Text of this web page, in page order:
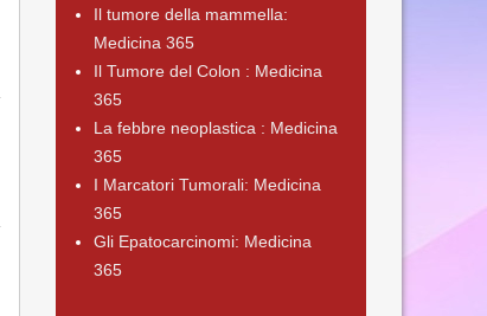
Il tumore della mammella:
Medicina 365
Il Tumore del Colon : Medicina
365
La febbre neoplastica : Medicina
365
I Marcatori Tumorali: Medicina
365
Gli Epatocarcinomi: Medicina
365